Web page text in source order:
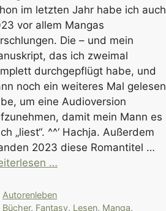
im letzten Jahr habe ich auch
vor allem Mangas
Die – und mein
das ich zweimal
durchgepflügt habe, und
noch ein weiteres Mal gelesen
um eine Audioversion
damit mein Mann es
„liest“. ^^‘ Hachja. Außerdem
2023 diese Romantitel …
…
Kategorien
Autorenleben
Schlagwörter
Bücher, Fantasy, Lesen, Manga,